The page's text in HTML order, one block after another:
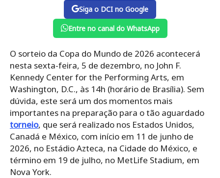
Siga o DCI no Google
Entre no canal do WhatsApp
O sorteio da Copa do Mundo de 2026 acontecerá
nesta sexta-feira, 5 de dezembro, no John F.
Kennedy Center for the Performing Arts, em
Washington, D.C., às 14h (horário de Brasília). Sem
dúvida, este será um dos momentos mais
importantes na preparação para o tão aguardado
torneio, que será realizado nos Estados Unidos,
Canadá e México, com início em 11 de junho de
2026, no Estádio Azteca, na Cidade do México, e
término em 19 de julho, no MetLife Stadium, em
Nova York.